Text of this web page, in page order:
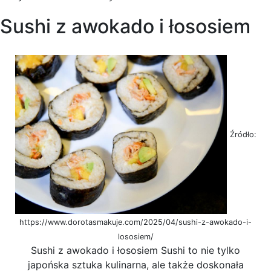
Sushi z awokado i łososiem
Źródło:
https://www.dorotasmakuje.com/2025/04/sushi-z-awokado-i-
lososiem/
Sushi z awokado i łososiem Sushi to nie tylko
japońska sztuka kulinarna, ale także doskonała